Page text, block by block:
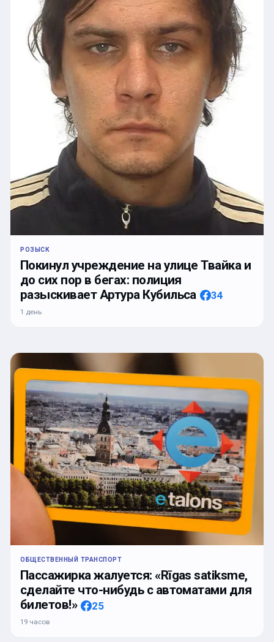
РОЗЫСК
Покинул учреждение на улице Твайка и
до сих пор в бегах: полиция
разыскивает Артура Кубильса
34
1 день
ОБЩЕСТВЕННЫЙ ТРАНСПОРТ
Пассажирка жалуется: «Rīgas satiksme,
сделайте что-нибудь с автоматами для
билетов!»
25
19 часов